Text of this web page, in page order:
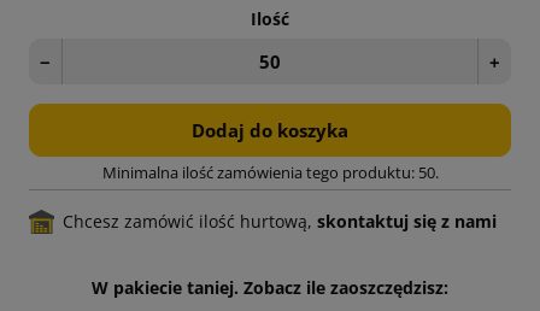
Ilość
− +
Dodaj do koszyka
Minimalna ilość zamówienia tego produktu: 50.
Chcesz zamówić ilość hurtową, skontaktuj się z nami
W pakiecie taniej. Zobacz ile zaoszczędzisz: